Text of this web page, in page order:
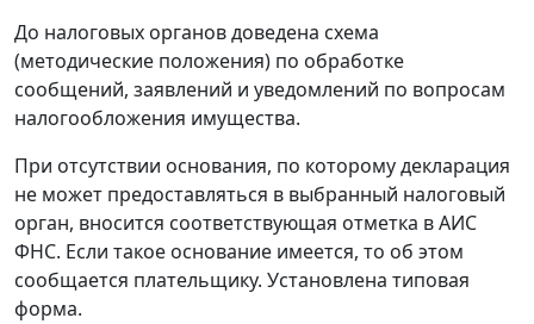
До налоговых органов доведена схема
(методические положения) по обработке
сообщений, заявлений и уведомлений по вопросам
налогообложения имущества.
При отсутствии основания, по которому декларация
не может предоставляться в выбранный налоговый
орган, вносится соответствующая отметка в АИС
ФНС. Если такое основание имеется, то об этом
сообщается плательщику. Установлена типовая
форма.